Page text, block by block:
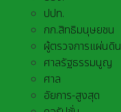
ปปท.
กก.สิทธิมนุษยชน
ผู้ตรวจการแผ่นดิน
ศาลรัฐธรรมนูญ
ศาล
อัยการ-สูงสุด